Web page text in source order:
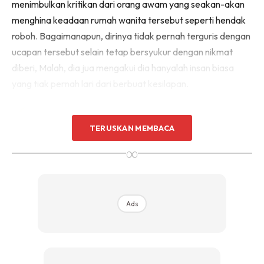
menimbulkan kritikan dari orang awam yang seakan-akan
menghina keadaan rumah wanita tersebut seperti hendak
roboh. Bagaimanapun, dirinya tidak pernah terguris dengan
ucapan tersebut selain tetap bersyukur dengan nikmat
diberi, Malah, dia jua mengakui dia hanyalah insan biasa
@yoonachieeReply to @ommohdhashim
#menghiburdirisendiri#forfunonly
#kudatcrew_fams
TERUSKAN MEMBACA
∞
Ads